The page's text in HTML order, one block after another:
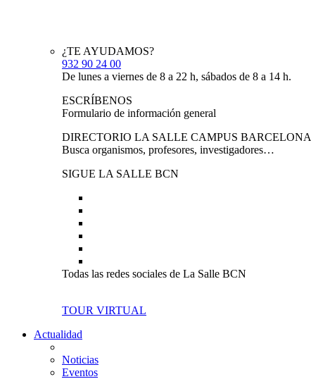
¿TE AYUDAMOS?
932 90 24 00
De lunes a viernes de 8 a 22 h, sábados de 8 a 14 h.
ESCRÍBENOS
Formulario de información general
DIRECTORIO LA SALLE CAMPUS BARCELONA
Busca organismos, profesores, investigadores…
SIGUE LA SALLE BCN
Todas las redes sociales de La Salle BCN
TOUR VIRTUAL
Actualidad
Noticias
Eventos